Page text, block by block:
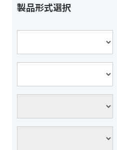
製品形式選択